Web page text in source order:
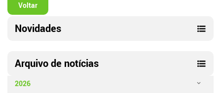
Voltar
Novidades
Arquivo de notícias
2026